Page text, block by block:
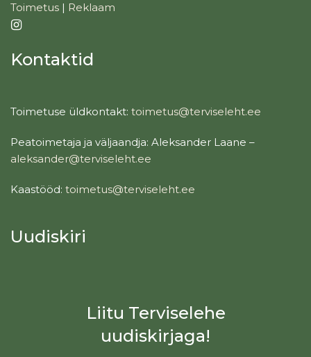
Toimetus | Reklaam
Kontaktid
Toimetuse üldkontakt: toimetus@terviseleht.ee
Peatoimetaja ja väljaandja: Aleksander Laane –
aleksander@terviseleht.ee
Kaastööd: toimetus@terviseleht.ee
Uudiskiri
Liitu Terviselehe
uudiskirjaga!